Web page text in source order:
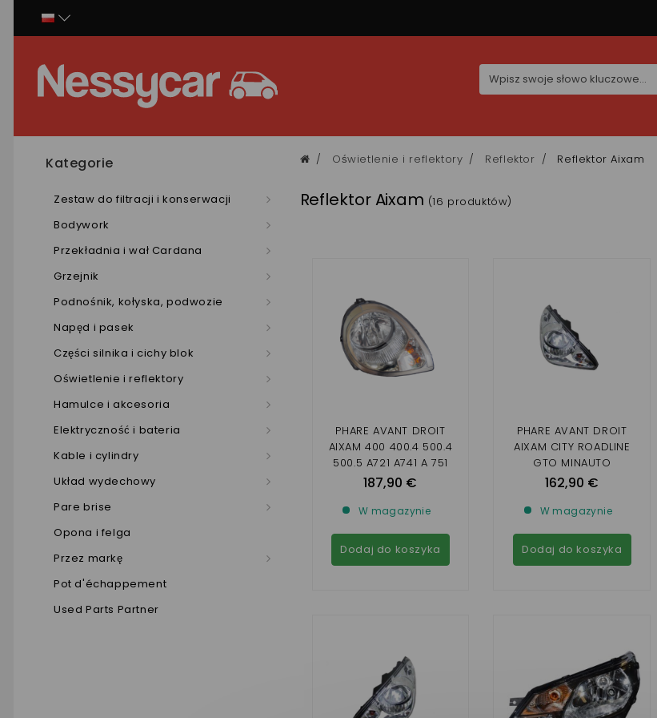
Kategorie
Zestaw do filtracji i konserwacji
Bodywork
Przekładnia i wał Cardana
Grzejnik
Podnośnik, kołyska, podwozie
Napęd i pasek
Części silnika i cichy blok
Oświetlenie i reflektory
Hamulce i akcesoria
Elektryczność i bateria
Kable i cylindry
Układ wydechowy
Pare brise
Opona i felga
Przez markę
Pot d'échappement
Used Parts Partner
Oświetlenie i reflektory Reflektor Reflektor Aixam
Reflektor Aixam (16 produktów)
PHARE AVANT DROIT
AIXAM 400 400.4 500.4
500.5 A721 A741 A 751
SCOUTY CROSSLINE
187,90 €
W magazynie
Dodaj do koszyka
PHARE AVANT DROIT
AIXAM CITY ROADLINE
GTO MINAUTO
CROSSLINE CROSSOVER
162,90 €
W magazynie
Dodaj do koszyka